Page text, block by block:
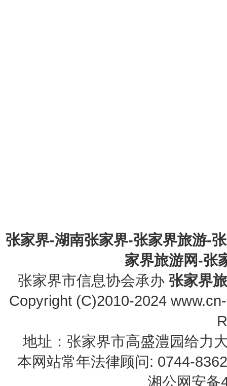
张家界-湖南张家界-张家界旅游-
家界旅游网-张
张家界市信息协会承办 张家界
Copyright (C)2010-2024
地址：张家界市高盛澧园给力
本网站常年法律顾问: 0744-
湘公网安备